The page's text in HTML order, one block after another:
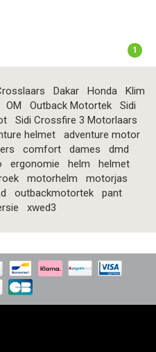
1
Dakar Honda
Klim
OM Outback Motortek
Sidi
Sidi Crossfire 3 Motorlaars
helmet
adventure motor
comfort dames
dmd
ergonomie helm
helmet
motorhelm
motorjas
outbackmotortek
pant
xwed3